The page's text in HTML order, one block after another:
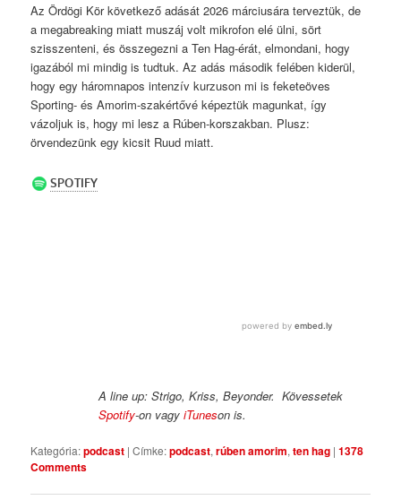
Az Ördögi Kör következő adását 2026 márciusára terveztük, de
a megabreaking miatt muszáj volt mikrofon elé ülni, sört
szisszenteni, és összegezni a Ten Hag-érát, elmondani, hogy
igazából mi mindig is tudtuk. Az adás második felében kiderül,
hogy egy háromnapos intenzív kurzuson mi is feketeöves
Sporting- és Amorim-szakértővé képeztük magunkat, így
vázoljuk is, hogy mi lesz a Rúben-korszakban. Plusz:
örvendezünk egy kicsit Ruud miatt.
A line up: Strigo, Kriss, Beyonder.Kövessetek
Spotify-on vagyiTuneson is.
Kategória:podcast |Címke:podcast,rúben amorim,ten hag |1378
Comments